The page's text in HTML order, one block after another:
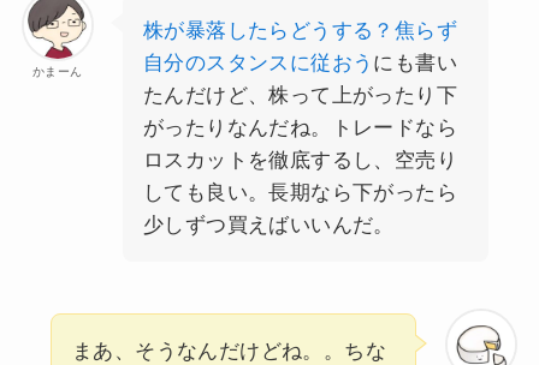
かまーん
株が暴落したらどうする？焦らず
自分のスタンスに従おう にも書い
たんだけど、株って上がったり下
がったりなんだね。トレードなら
ロスカットを徹底するし、空売り
しても良い。長期なら下がったら
少しずつ買えばいいんだ。
まあ、そうなんだけどね。。ちな